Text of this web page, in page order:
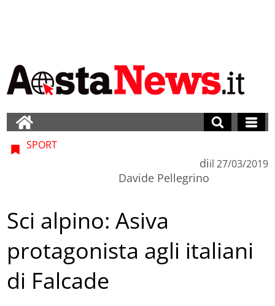
SPORT
di
Davide Pellegrino
il 27/03/2019
Sci alpino: Asiva
protagonista agli italiani
di Falcade